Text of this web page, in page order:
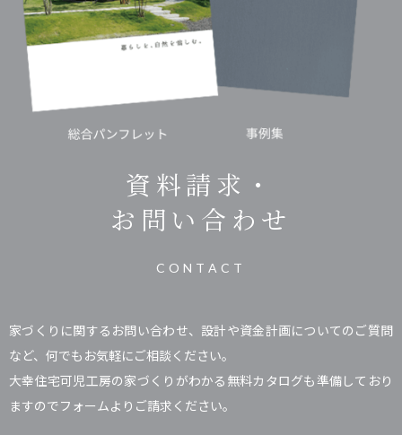
資料請求・
お問い合わせ
CONTACT
家づくりに関するお問い合わせ、設計や資金計画についてのご質問
など、何でもお気軽にご相談ください。
大幸住宅可児工房の家づくりがわかる無料カタログも準備しており
ますのでフォームよりご請求ください。